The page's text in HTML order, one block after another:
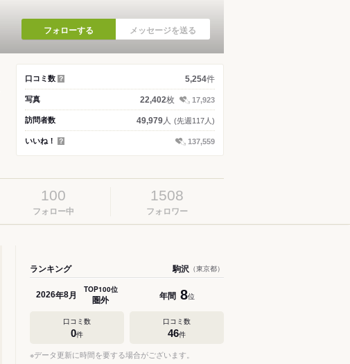
フォローする メッセージを送る
口コミ数 ？ 5,254件
写真 22,402枚 17,923
訪問者数 49,979人 (先週117人)
いいね！ ？ 137,559
100
フォロー中
1508
フォロワー
ランキング 駒沢 （東京都）
2026年8月 TOP100位
圏外
口コミ数
0件
年間 8位
口コミ数
46件
※データ更新に時間を要する場合がございます。